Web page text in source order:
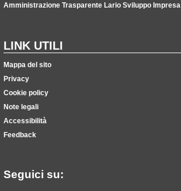
Amministrazione Trasparente Lario Sviluppo Impresa
LINK UTILI
Mappa del sito
Privacy
Cookie policy
Note legali
Accessibilità
Feedback
Seguici su: